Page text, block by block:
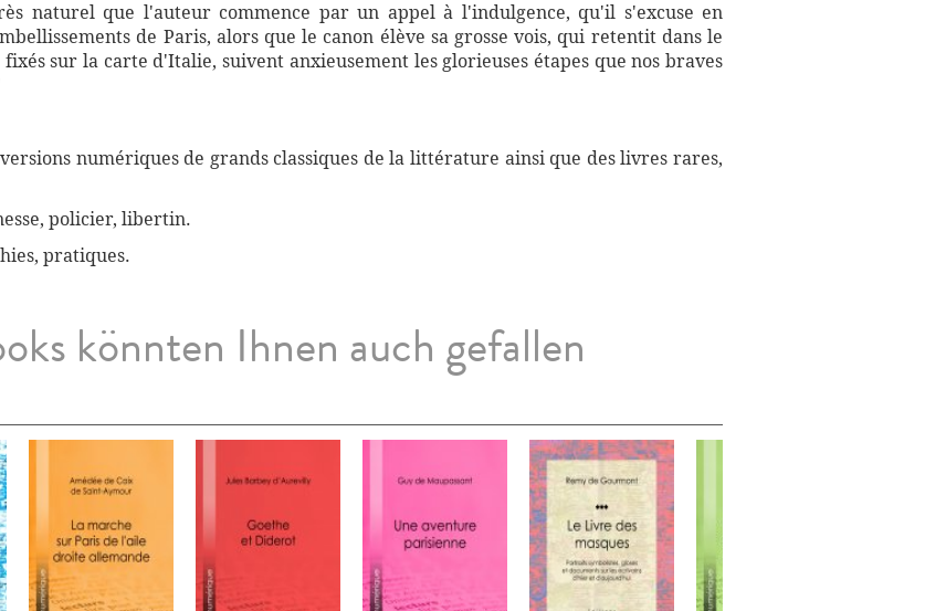
naturel que l'auteur commence par un appel à l'indulgence, qu'il s'excuse en
de Paris, alors que le canon élève sa grosse vois, qui retentit dans le
sur la carte d'Italie, suivent anxieusement les glorieuses étapes que nos braves
numériques de grands classiques de la littérature ainsi que des livres rares,
policier, libertin.
pratiques.
könnten Ihnen auch gefallen